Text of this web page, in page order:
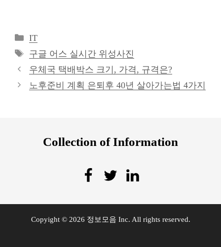
카
테
리
IT
태
그
구글 어스 실시간 위성사진
우체국 택배박스 크기, 가격, 규격은?
노후준비 계획 은퇴후 40년 살아가는법 4가지
Collection of Information
Copyight © 2026 정보모음 Inc. All rights reserved.